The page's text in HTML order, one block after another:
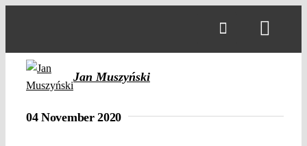
Jan Muszyński
04 November 2020